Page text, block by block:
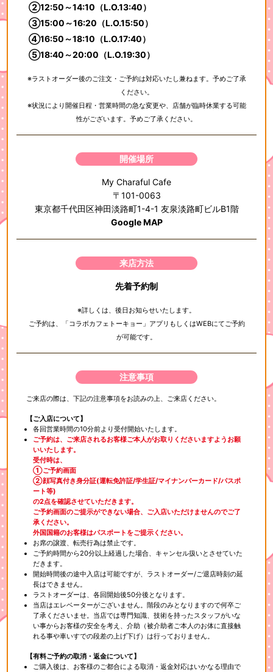
②12:50～14:10（L.O.13:40）
③15:00～16:20（L.O.15:50）
④16:50～18:10（L.O.17:40）
⑤18:40～20:00（L.O.19:30）
※ラストオーダー後のご注文・ご予約は対応いたし兼ねます。予めご了承
ください。
※状況により開催日程・営業時間の急な変更や、店舗が臨時休業する可能
性がございます。予めご了承ください。
開催場所
My Charaful Cafe
〒101-0063
東京都千代田区神田淡路町1-4-1 友泉淡路町ビルB1階
Google MAP
来店方法
先着予約制
※詳しくは、後日お知らせいたします。
ご予約は、「コラボカフェトーキョー」アプリもしくはWEBにてご予約
が可能です。
注意事項
ご来店の際は、下記の注意事項をお読みの上、ご来店ください。
【ご入店について】
各回営業時間の10分前より受付開始いたします。
ご予約は、ご来店されるお客様ご本人がお取りくださいますようお願
いいたします。
受付時は、
①ご予約画面
②顔写真付き身分証(運転免許証/学生証/マイナンバーカード/パスポ
ート等)
の2点を確認させていただきます。
ご予約画面のご提示ができない場合、ご入店いただけませんのでご了
承ください。
外国国籍のお客様はパスポートをご提示ください。
お席の譲渡、転売行為は禁止です。
ご予約時間から20分以上経過した場合、キャンセル扱いとさせていた
だきます。
開始時間後の途中入店は可能ですが、ラストオーダー/ご退店時刻の延
長はできません。
ラストオーダーは、各回開始後50分後となります。
当店はエレベーターがございません。階段のみとなりますので何卒ご
了承くださいませ。当店では専門知識、技術を持ったスタッフがいな
い事からお客様の安全を考え、介助（被介助者ご本人のお体に直接触
れる事や車いすでの段差の上げ下げ）は行っておりません。
【有料ご予約の取消・返金について】
ご購入後は、お客様のご都合による取消・返金対応はいかなる理由で